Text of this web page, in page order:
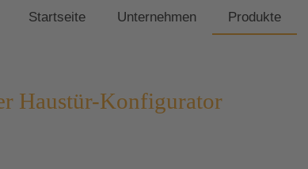
Startseite Unternehmen Produkte
Haustür-Konfigurator